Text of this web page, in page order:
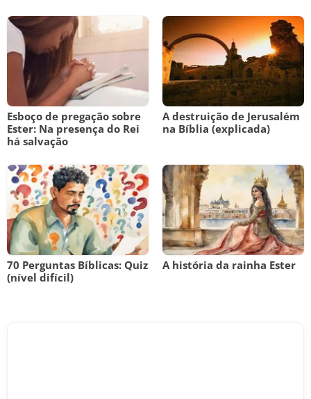
Esboço de pregação sobre
Ester: Na presença do Rei
há salvação
A destruição de Jerusalém
na Bíblia (explicada)
70 Perguntas Bíblicas: Quiz
(nível difícil)
A história da rainha Ester